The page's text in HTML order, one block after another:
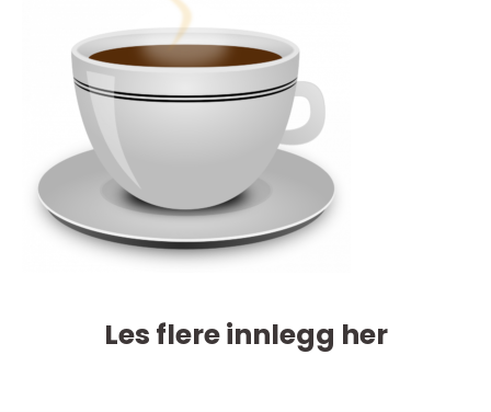
Les flere innlegg her